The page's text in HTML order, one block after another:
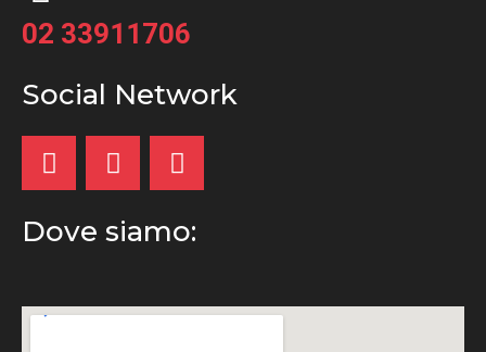
02 33911706
Social Network
Dove siamo: